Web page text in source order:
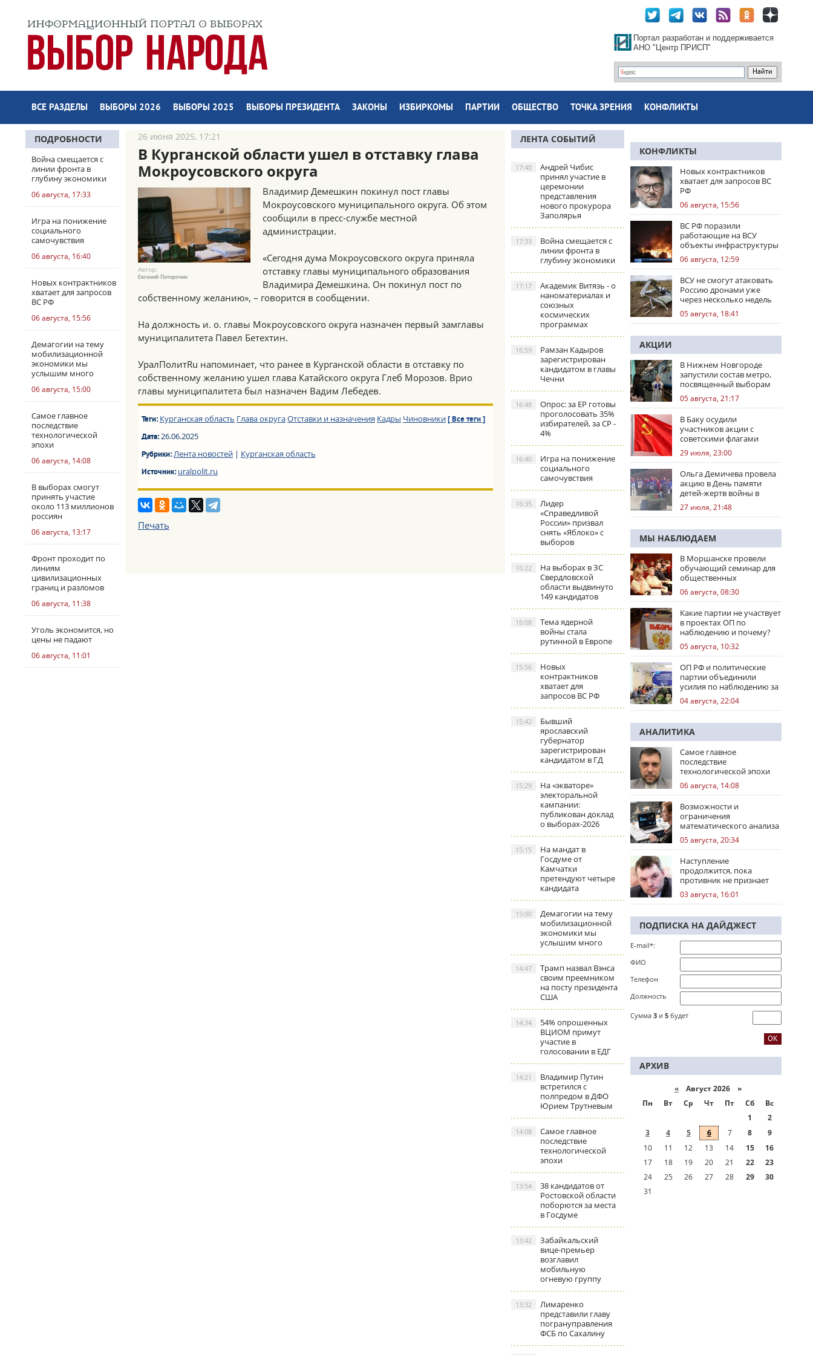
Портал разработан и поддерживается
АНО "Центр ПРИСП"
ВСЕ РАЗДЕЛЫ ВЫБОРЫ 2026 ВЫБОРЫ 2025 ВЫБОРЫ ПРЕЗИДЕНТА ЗАКОНЫ ИЗБИРКОМЫ ПАРТИИ ОБЩЕСТВО ТОЧКА ЗРЕНИЯ КОНФЛИКТЫ
ПОДРОБНОСТИ
Война смещается с
линии фронта в
глубину экономики
06 августа, 17:33
Игра на понижение
социального
самочувствия
06 августа, 16:40
Новых контрактников
хватает для запросов
ВС РФ
06 августа, 15:56
Демагогии на тему
мобилизационной
экономики мы
услышим много
06 августа, 15:00
Самое главное
последствие
технологической
эпохи
06 августа, 14:08
В выборах смогут
принять участие
около 113 миллионов
россиян
06 августа, 13:17
Фронт проходит по
линиям
цивилизационных
границ и разломов
06 августа, 11:38
Уголь экономится, но
цены не падают
06 августа, 11:01
26 июня 2025, 17:21
В Курганской области ушел в отставку глава
Мокроусовского округа
Автор:
Евгений Поторочин
Владимир Демешкин покинул пост главы
Мокроусовского муниципального округа. Об этом
сообщили в пресс-службе местной
администрации.
«Сегодня дума Мокроусовского округа приняла
отставку главы муниципального образования
Владимира Демешкина. Он покинул пост по
собственному желанию», – говорится в сообщении.
На должность и. о. главы Мокроусовского округа назначен первый замглавы
муниципалитета Павел Бетехтин.
УралПолитRu напоминает, что ранее в Курганской области в отставку по
собственному желанию ушел глава Катайского округа Глеб Морозов. Врио
главы муниципалитета был назначен Вадим Лебедев.
Теги: Курганская область Глава округаОтставки и назначения Кадры Чиновники [ Все теги ]
Дата:26.06.2025
Рубрики:Лента новостей| Курганская область
Источник:uralpolit.ru
Печать
ЛЕНТА СОБЫТИЙ
Андрей Чибис
принял участие в
церемонии
представления
нового прокурора
Заполярья
17:40
Война смещается с
линии фронта в
глубину экономики
17:33
Академик Витязь - о
наноматериалах и
союзных
космических
программах
17:17
Рамзан Кадыров
зарегистрирован
кандидатом в главы
Чечни
16:59
Опрос: за ЕР готовы
проголосовать 35%
избирателей, за СР -
4%
16:48
Игра на понижение
социального
самочувствия
16:40
Лидер
«Справедливой
России» призвал
снять «Яблоко» с
выборов
16:35
На выборах в ЗС
Свердловской
области выдвинуто
149 кандидатов
16:22
Тема ядерной
войны стала
рутинной в Европе
16:08
Новых
контрактников
хватает для
запросов ВС РФ
15:56
Бывший
ярославский
губернатор
зарегистрирован
кандидатом в ГД
15:42
На «экваторе»
электоральной
кампании:
публикован доклад
о выборах-2026
15:29
На мандат в
Госдуме от
Камчатки
претендуют четыре
кандидата
15:15
Демагогии на тему
мобилизационной
экономики мы
услышим много
15:00
Трамп назвал Вэнса
своим преемником
на посту президента
США
14:47
54% опрошенных
ВЦИОМ примут
участие в
голосовании в ЕДГ
14:34
Владимир Путин
встретился с
полпредом в ДФО
Юрием Трутневым
14:21
Самое главное
последствие
технологической
эпохи
14:08
38 кандидатов от
Ростовской области
поборются за места
в Госдуме
13:54
Забайкальский
вице-премьер
возглавил
мобильную
огневую группу
13:42
Лимаренко
представили главу
погрануправления
ФСБ по Сахалину
13:32
КОНФЛИКТЫ
Новых контрактников
хватает для запросов ВС
РФ
06 августа, 15:56
ВС РФ поразили
работающие на ВСУ
объекты инфраструктуры
и центры логистики
06 августа, 12:59
ВСУ не смогут атаковать
Россию дронами уже
через несколько недель
05 августа, 18:41
АКЦИИ
В Нижнем Новгороде
запустили состав метро,
посвященный выборам
05 августа, 21:17
В Баку осудили
участников акции с
советскими флагами
29 июля, 23:00
Ольга Демичева провела
акцию в День памяти
детей-жертв войны в
Донбассе
27 июля, 21:48
МЫ НАБЛЮДАЕМ
В Моршанске провели
обучающий семинар для
общественных
наблюдателей
06 августа, 08:30
Какие партии не участвует
в проектах ОП по
наблюдению и почему?
05 августа, 10:32
ОП РФ и политические
партии объединили
усилия по наблюдению за
выборами
04 августа, 22:04
АНАЛИТИКА
Самое главное
последствие
технологической эпохи
06 августа, 14:08
Возможности и
ограничения
математического анализа
избирательных кампаний
05 августа, 20:34
Наступление
продолжится, пока
противник не признает
стратегическое
поражение
03 августа, 16:01
ПОДПИСКА НА ДАЙДЖЕСТ
E-mail*:
ФИО
Телефон
Должность
Сумма 3 и 5 будет
АРХИВ
« Август 2026 »
Пн
Вт Ср Чт Пт Сб
Вс
1
2
3
4 5 6 7 8
9
10
11 12 13 14 15
16
17
18 19 20 21 22
23
24
25 26 27 28 29
30
31